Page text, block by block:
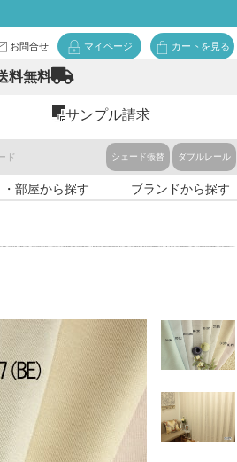
お問合せ マイページ カートを見る
料無料
サンプル請求
ド シェード張替 ダブルレール
部屋から探す ブランドから探す